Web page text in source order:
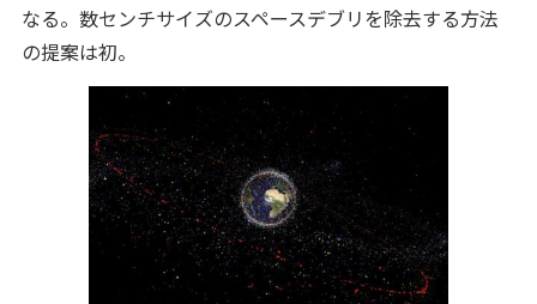
なる。数センチサイズのスペースデブリを除去する方法
の提案は初。